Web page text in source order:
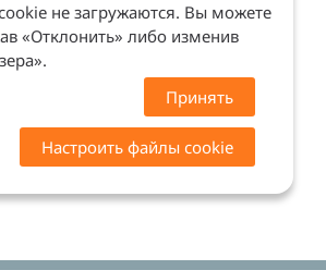
не загружаются. Вы можете
«Отклонить» либо изменив
Принять
Настроить файлы cookie